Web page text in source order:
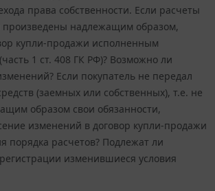
права собственности. Если расчеты
произведены надлежащим образом,
купли-продажи исполненным
1 ст. 408 ГК РФ)? Возможно ли
Если покупатель не передал
(заемных или собственных), т.е. не
образом свои обязанности,
изменений в договор купли-продажи
порядка расчетов? Подлежат ли
изменившиеся условия